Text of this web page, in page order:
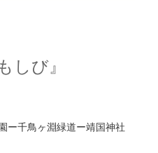
しび』
ー千鳥ヶ淵緑道ー靖国神社